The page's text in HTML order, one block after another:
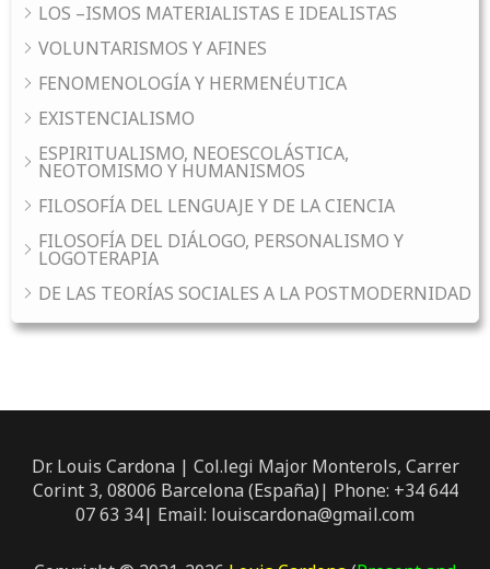
LOS –ISMOS MATERIALISTAS E IDEALISTAS
VOLUNTARISMOS Y AFINES
FENOMENOLOGÍA Y HERMENÉUTICA
EXISTENCIALISMO
ESPIRITUALISMO, NEOESCOLÁSTICA,
NEOTOMISMO Y HUMANISMOS
FILOSOFÍA DEL LENGUAJE Y DE LA CIENCIA
FILOSOFÍA DEL DIÁLOGO, PERSONALISMO Y
LOGOTERAPIA
DE LAS TEORÍAS SOCIALES A LA POSTMODERNIDAD
Dr. Louis Cardona | Col.legi Major Monterols, Carrer
Corint 3, 08006 Barcelona (España)| Phone: +34 644
07 63 34| Email: louiscardona@gmail.com